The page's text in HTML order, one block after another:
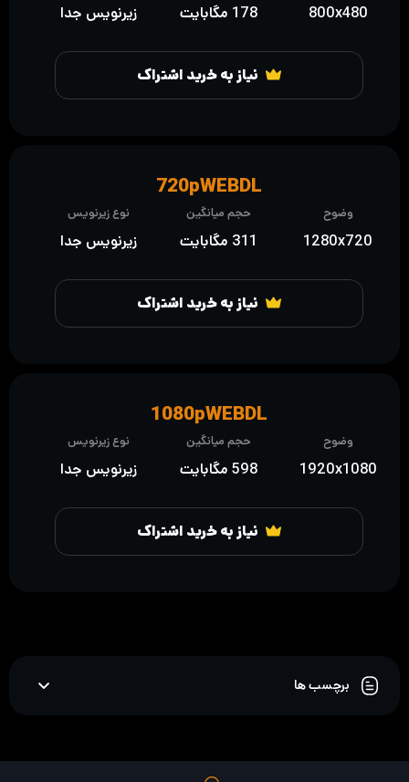
نیاز به خرید اشتراک
800x480 178 مگابایت زیرنویس جدا
نیاز به خرید اشتراک
وضوح
1280x720
حجم میانگین
311 مگابایت
نوع زیرنویس
زیرنویس جدا
720pWEBDL
نیاز به خرید اشتراک
وضوح
1920x1080
حجم میانگین
598 مگابایت
نوع زیرنویس
زیرنویس جدا
1080pWEBDL
برچسب ها